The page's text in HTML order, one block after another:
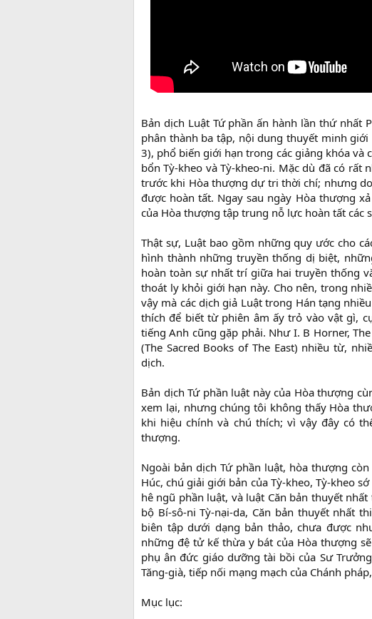
Bản dịch Luật Tứ phần ấn hành lần thứ nhất
phân thành ba tập, nội dung thuyết minh
3), phổ biến giới hạn trong các giảng khóa
bổn Tỳ-kheo và Tỳ-kheo-ni. Mặc dù đã có rất
trước khi Hòa thượng dự tri thời chí; nhưng
được hoàn tất. Ngay sau ngày Hòa thượng
của Hòa thượng tập trung nỗ lực hoàn tất
Thật sự, Luật bao gồm những quy ước cho
hình thành những truyền thống dị biệt,
hoàn toàn sự nhất trí giữa hai truyền thống
thoát ly khỏi giới hạn này. Cho nên, trong
vậy mà các dịch giả Luật trong Hán tạng
thích để biết từ phiên âm ấy trỏ vào vật gì,
tiếng Anh cũng gặp phải. Như I. B Horner,
(The Sacred Books of The East) nhiều từ,
dịch.
Bản dịch Tứ phần luật này của Hòa thượng
xem lại, nhưng chúng tôi không thấy Hòa
khi hiệu chính và chú thích; vì vậy đây có
thượng.
Ngoài bản dịch Tứ phần luật, hòa thượng
Húc, chú giải giới bản của Tỳ-kheo, Tỳ-kheo
hê ngũ phần luật, và luật Căn bản thuyết
bộ Bí-sô-ni Tỳ-nại-da, Căn bản thuyết nhất
biên tập dưới dạng bản thảo, chưa được
những đệ tử kế thừa y bát của Hòa thượng
phụ ân đức giáo dưỡng tài bồi của Sư
Tăng-già, tiếp nối mạng mạch của Chánh
Mục lục: